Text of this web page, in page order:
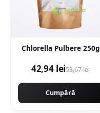
Chlorella Pulbere 250g
42,94 lei53,67 lei
Cumpără